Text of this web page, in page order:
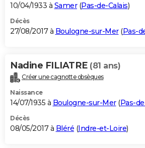
10/04/1933 à Samer(Pas-de-Calais)
Décès
27/08/2017 à Boulogne-sur-Mer(Pas-
Nadine FILIATRE (81 ans)
Créer une cagnotte obsèques
Naissance
14/07/1935 à Boulogne-sur-Mer(Pas-
Décès
08/05/2017 à Bléré (Indre-et-Loire)